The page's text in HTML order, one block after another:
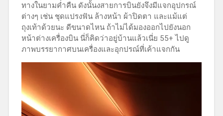
ทางในยามค่ำคืน ดังนั้นงสายการบินยังจึงมีแจกอุปกรณ์
ต่างๆ เช่น ชุดแปรงฟัน ล้างหน้า ผ้าปิดตา และแม้แต่
ถุงเท้าด้วยนะ ดีขนาดไหน ถ้าไม่ได้มองออกไปยังนอก
หน้าต่างเครื่องบิน นี่ก็คิดว่าอยู่บ้านแล้วเนี่ย 55+ ไปดู
ภาพบรรยากาศบนเครื่องและอุกปรณ์ที่เค้าแจกกัน